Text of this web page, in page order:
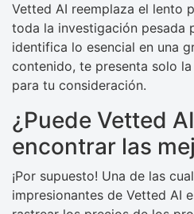
Vetted AI reemplaza el lento
toda la investigación pesada
identifica lo esencial en una
contenido, te presenta solo
para tu consideración.
¿Puede Vetted
encontrar las
¡Por supuesto! Una de las
impresionantes de Vetted AI